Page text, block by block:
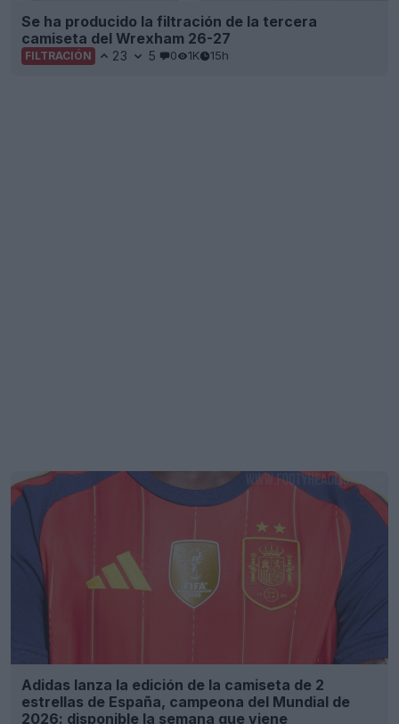
Se ha producido la filtración de la tercera
camiseta del Wrexham 26-27
FILTRACIÓN 23 5 0 1K 15h
Adidas lanza la edición de la camiseta de 2
estrellas de España, campeona del Mundial de
2026: disponible la semana que viene